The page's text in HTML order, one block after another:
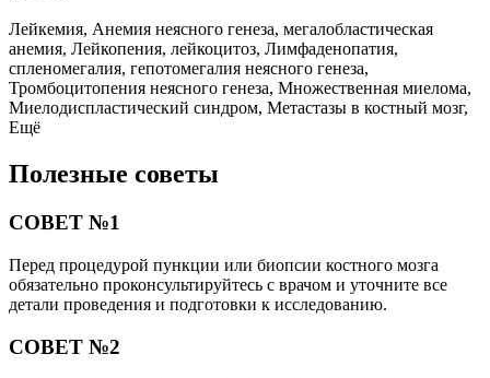
Лейкемия, Анемия неясного генеза, мегалобластическая
анемия, Лейкопения, лейкоцитоз, Лимфаденопатия,
спленомегалия, гепотомегалия неясного генеза,
Тромбоцитопения неясного генеза, Множественная миелома,
Миелодиспластический синдром, Метастазы в костный мозг,
Ещё
Полезные советы
СОВЕТ №1
Перед процедурой пункции или биопсии костного мозга
обязательно проконсультируйтесь с врачом и уточните все
детали проведения и подготовки к исследованию.
СОВЕТ №2